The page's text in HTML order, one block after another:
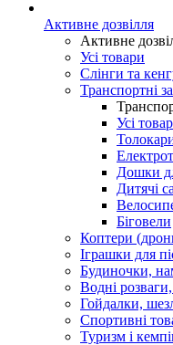
Активне дозвілля
Активне
Усі товари
Слінги та
Транспортні
Усі
Дошки
Дитячі
Біговели
Коптери
Іграшки для
Будиночки,
Водні
Гойдалки,
Спортивні
Туризм і